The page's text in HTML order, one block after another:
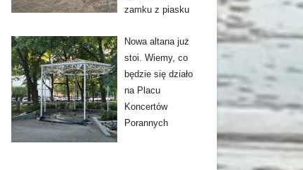
zamku z piasku
Nowa altana już
stoi. Wiemy, co
będzie się działo
na Placu
Koncertów
Porannych